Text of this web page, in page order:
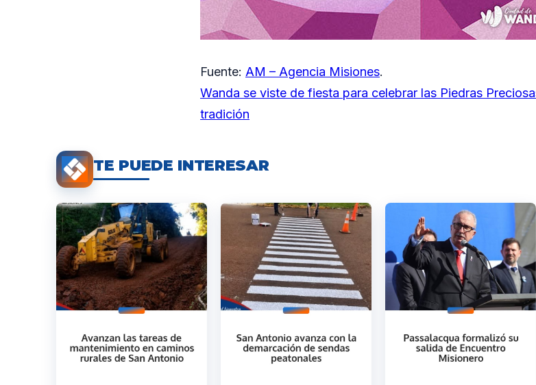
Fuente: AM – Agencia Misiones.
Wanda se viste de fiesta para celebrar las Piedras
tradición
TE PUEDE INTERESAR